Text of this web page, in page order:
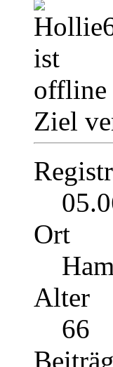
Ziel
Ort
Alter
66